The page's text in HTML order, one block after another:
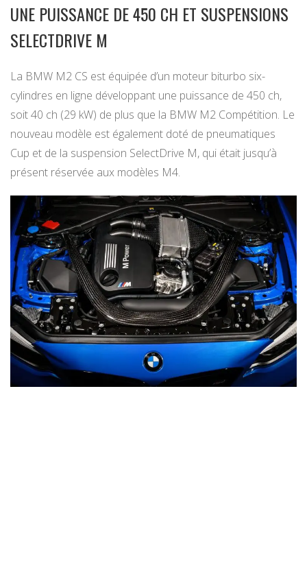
UNE PUISSANCE DE 450 CH ET SUSPENSIONS
SELECTDRIVE M
La BMW M2 CS est équipée d’un moteur biturbo six-
cylindres en ligne développant une puissance de 450 ch,
soit 40 ch (29 kW) de plus que la BMW M2 Compétition. Le
nouveau modèle est également doté de pneumatiques
Cup et de la suspension SelectDrive M, qui était jusqu’à
présent réservée aux modèles M4.